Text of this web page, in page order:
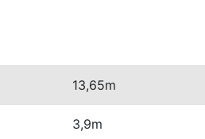
13,65m
3,9m